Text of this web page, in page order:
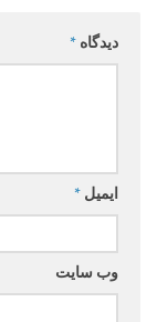
دیدگاه *
ایمیل *
وب‌ سایت